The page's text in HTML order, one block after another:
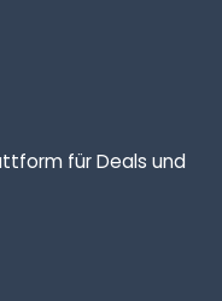
für Deals und